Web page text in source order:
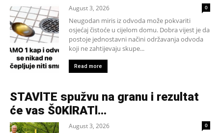
August 3, 2026 0
Neugodan miris iz odvoda može pokvariti
osjećaj čistoće u cijelom domu. Dobra vijest je da
postoje jednostavni načini održavanja odvoda
koji ne zahtijevaju skupe...
Read more
STAVlTE spužvu na granu i rezultat
će vas Š0KlRATl…
August 3, 2026 0